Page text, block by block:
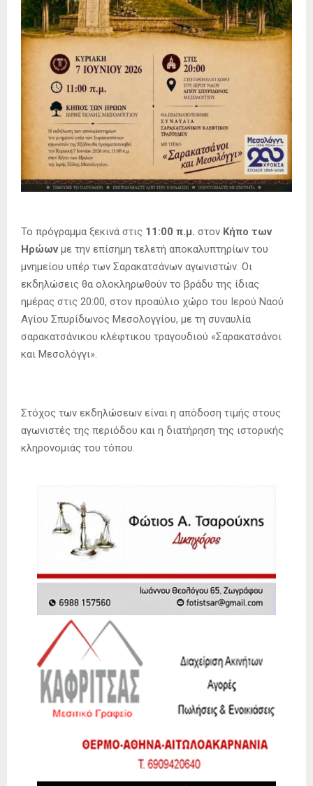
Το πρόγραμμα ξεκινά στις 11:00 π.μ. στον Κήπο των
Ηρώωνμε την επίσημη τελετή αποκαλυπτηρίων του
μνημείου υπέρ των Σαρακατσάνων αγωνιστών. Οι
εκδηλώσεις θα ολοκληρωθούν το βράδυ της ίδιας
ημέρας στις 20:00, στον προαύλιο χώρο του Ιερού Ναού
Αγίου Σπυρίδωνος Μεσολογγίου, με τη συναυλία
σαρακατσάνικου κλέφτικου τραγουδιού «Σαρακατσάνοι
και Μεσολόγγι».
Στόχος των εκδηλώσεων είναι η απόδοση τιμής στους
αγωνιστές της περιόδου και η διατήρηση της ιστορικής
κληρονομιάς του τόπου.